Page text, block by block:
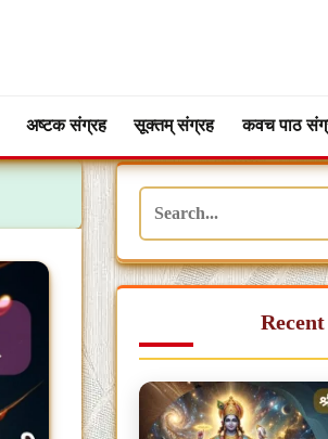
अष्टक संग्रह सूक्तम् संग्रह कवच पाठ